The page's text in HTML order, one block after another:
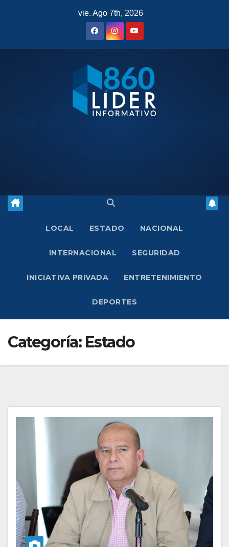
vie. Ago 7th, 2026
LOCAL ESTADO NACIONAL
INTERNACIONAL SEGURIDAD
INICIATIVA PRIVADA ENTRETENIMIENTO
DEPORTES
Categoría: Estado